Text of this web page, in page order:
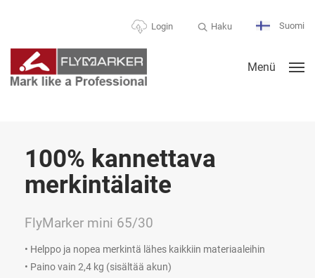
Login Haku Suomi
Menü
100% kannettava
merkintälaite
FlyMarker mini 65/30
• Helppo ja nopea merkintä lähes kaikkiin materiaaleihin
• Paino vain 2,4 kg (sisältää akun)